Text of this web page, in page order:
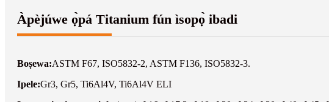
Àpèjúwe ọ̀pá Titanium fún ìsopọ̀ ibadi
Boṣewa:ASTM F67, ISO5832-2, ASTM F136, ISO5832-3.
Ipele:Gr3, Gr5, Ti6Al4V, Ti6Al4V ELI